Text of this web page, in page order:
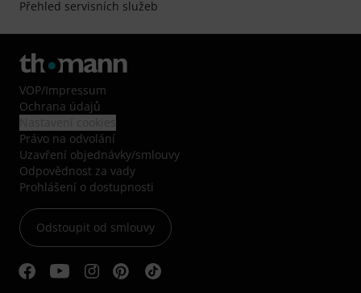
Přehled servisních služeb
VOP/Impressum
Ochrana údajů
Právo na odvolání
Uzavření objednávky/smlouvy
Odpovědnost za vady
Prohlášení o dostupnosti
Odstoupit od smlouvy